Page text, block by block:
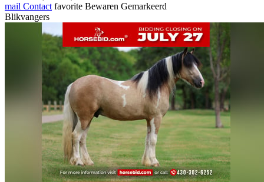
mail Contact favorite Bewaren Gemarkeerd
Blikvangers